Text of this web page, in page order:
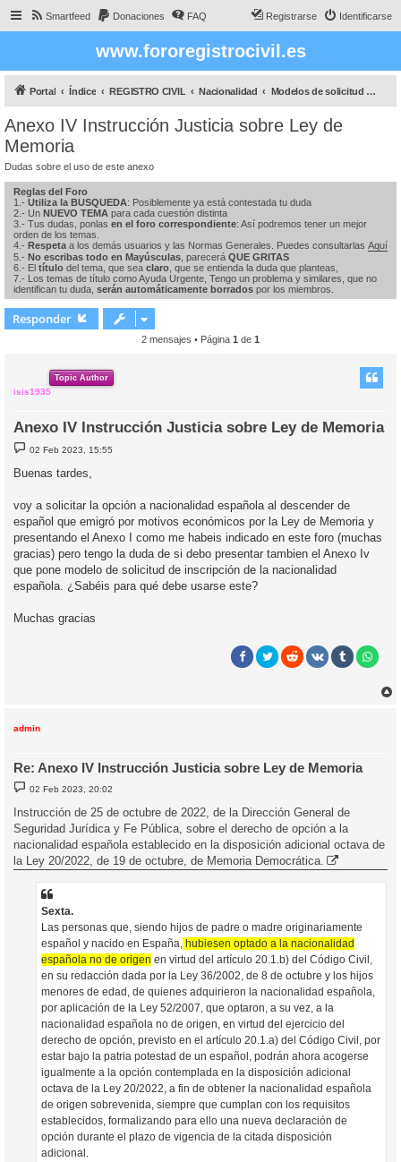
Smartfeed Donaciones FAQ Identificarse
Registrarse
www.fororegistrocivil.es
Portal Índice REGISTRO CIVIL Nacionalidad Modelos de solicitud de Nacionalidad
Anexo IV Instrucción Justicia sobre Ley de
Memoria
Dudas sobre el uso de este anexo
Reglas del Foro
1.- Utiliza la BUSQUEDA: Posiblemente ya está contestada tu duda
2.- Un NUEVO TEMA para cada cuestión distinta
3.- Tus dudas, ponlas en el foro correspondiente: Así podremos tener un mejor
orden de los temas.
4.- Respeta a los demás usuarios y las Normas Generales. Puedes consultarlas Aquí
5.- No escribas todo en Mayúsculas , parecerá QUE GRITAS
6.- El título del tema, que sea claro , que se entienda la duda que planteas,
7.- Los temas de título como Ayuda Urgente, Tengo un problema y similares, que no
identifican tu duda, serán automáticamente borrados por los miembros.
Responder
2 mensajes • Página 1 de 1
Topic Author
isis1935
Anexo IV Instrucción Justicia sobre Ley de Memoria
M
e
s
e
02 Feb 2023, 15:55
Buenas tardes,
voy a solicitar la opción a nacionalidad española al descender de
español que emigró por motivos económicos por la Ley de Memoria y
presentando el Anexo I como me habeis indicado en este foro (muchas
gracias) pero tengo la duda de si debo presentar tambien el Anexo Iv
que pone modelo de solicitud de inscripción de la nacionalidad
española. ¿Sabéis para qué debe usarse este?
Muchas gracias
admin
Re: Anexo IV Instrucción Justicia sobre Ley de Memoria
M
e
s
a
e
02 Feb 2023, 20:02
Instrucción de 25 de octubre de 2022, de la Dirección General de
Seguridad Jurídica y Fe Pública, sobre el derecho de opción a la
nacionalidad española establecido en la disposición adicional octava de
la Ley 20/2022, de 19 de octubre, de Memoria Democrática.
Sexta.
Las personas que, siendo hijos de padre o madre originariamente
español y nacido en España, hubiesen optado a la nacionalidad
española no de origen en virtud del artículo 20.1.b) del Código Civil,
en su redacción dada por la Ley 36/2002, de 8 de octubre y los hijos
menores de edad, de quienes adquirieron la nacionalidad española,
por aplicación de la Ley 52/2007, que optaron, a su vez, a la
nacionalidad española no de origen, en virtud del ejercicio del
derecho de opción, previsto en el artículo 20.1.a) del Código Civil, por
estar bajo la patria potestad de un español, podrán ahora acogerse
igualmente a la opción contemplada en la disposición adicional
octava de la Ley 20/2022, a fin de obtener la nacionalidad española
de origen sobrevenida, siempre que cumplan con los requisitos
establecidos, formalizando para ello una nueva declaración de
opción durante el plazo de vigencia de la citada disposición
adicional.